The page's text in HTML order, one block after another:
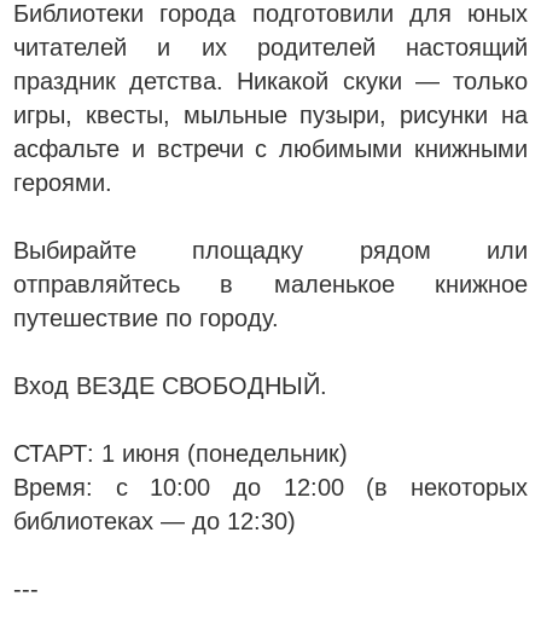
Библиотеки города подготовили для юных
читателей и их родителей настоящий
праздник детства. Никакой скуки — только
игры, квесты, мыльные пузыри, рисунки на
асфальте и встречи с любимыми книжными
героями.
Выбирайте площадку рядом или
отправляйтесь в маленькое книжное
путешествие по городу.
Вход ВЕЗДЕ СВОБОДНЫЙ.
СТАРТ: 1 июня (понедельник)
Время: с 10:00 до 12:00 (в некоторых
библиотеках — до 12:30)
---